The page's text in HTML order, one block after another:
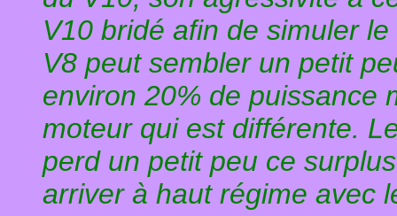
V10 bridé afin de simuler
V8 peut sembler un petit
environ 20% de puissance
moteur qui est différente.
perd un petit peu ce
arriver à haut régime avec